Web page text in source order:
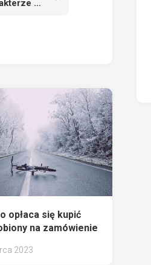
Dlaczego warto pracować w charakterze animatora sportu
opłaca się kupić
na zamówienie
2023